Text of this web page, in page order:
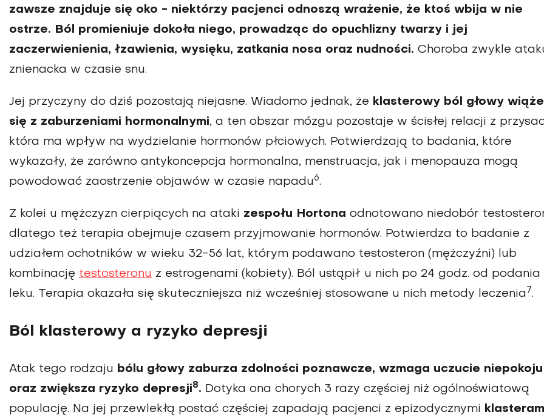
zawsze znajduje się oko - niektórzy pacjenci odnoszą wrażenie, że ktoś wbija w nie
ostrze. Ból promieniuje dokoła niego, prowadząc do opuchlizny twarzy i jej
zaczerwienienia, łzawienia, wysięku, zatkania nosa oraz nudności. Choroba zwykle
znienacka w czasie snu.
Jej przyczyny do dziś pozostają niejasne. Wiadomo jednak, że klasterowy ból głowy wiąże
się z zaburzeniami hormonalnymi, a ten obszar mózgu pozostaje w ścisłej relacji z
która ma wpływ na wydzielanie hormonów płciowych. Potwierdzają to badania, które
wykazały, że zarówno antykoncepcja hormonalna, menstruacja, jak i menopauza mogą
powodować zaostrzenie objawów w czasie napadu6.
Z kolei u mężczyzn cierpiących na ataki zespołu Hortona odnotowano niedobór
dlatego też terapia obejmuje czasem przyjmowanie hormonów. Potwierdza to badanie z
udziałem ochotników w wieku 32-56 lat, którym podawano testosteron (mężczyźni) lub
kombinację testosteronu z estrogenami (kobiety). Ból ustąpił u nich po 24 godz. od podania
leku. Terapia okazała się skuteczniejsza niż wcześniej stosowane u nich metody leczenia 7.
Ból klasterowy a ryzyko depresji
Atak tego rodzaju bólu głowy zaburza zdolności poznawcze, wzmaga uczucie niepokoju
oraz zwiększa ryzyko depresji8. Dotyka ona chorych 3 razy częściej niż ogólnoświatową
populację. Na jej przewlekłą postać częściej zapadają pacjenci z epizodycznymi